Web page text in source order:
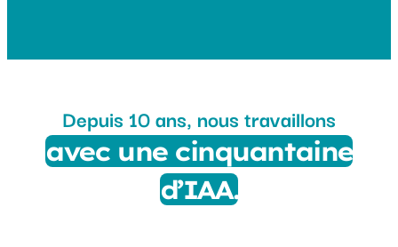
Depuis 10 ans, nous travaillons
avec une cinquantaine
d’IAA.